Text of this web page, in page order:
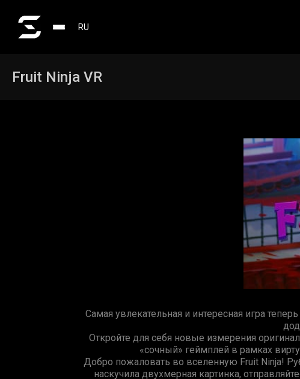
RU
Fruit Ninja VR
Самая увлекательная и интересная игра
Откройте для себя новые измерения
«сочный» геймплей в рамках
Добро пожаловать во вселенную Fruit Ninja!
наскучила двухмерная картинка,